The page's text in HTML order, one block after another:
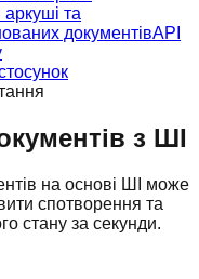
аркуші та
документівAPI
з ШІ
на основі ШІ може
спотворення та
стану за секунди.